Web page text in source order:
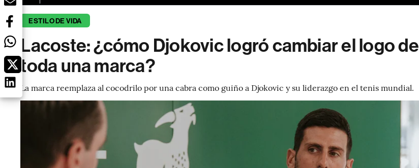
ESTILO DE VIDA
Lacoste: ¿cómo Djokovic logró cambiar el logo de
toda una marca?
La marca reemplaza al cocodrilo por una cabra como guiño a Djokovic y su liderazgo en el tenis mundial.